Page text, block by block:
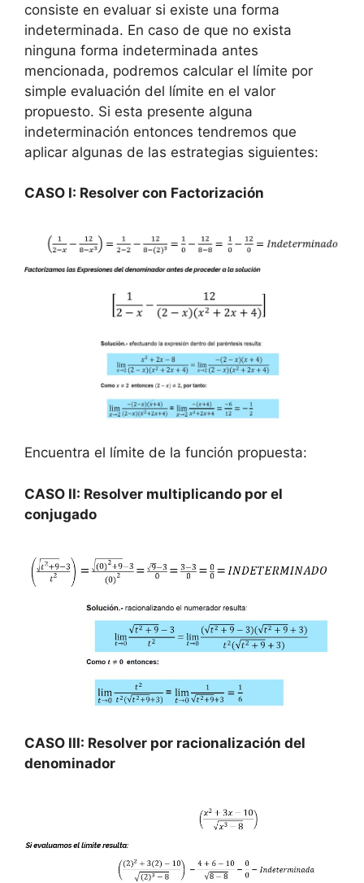
consiste en evaluar si existe una forma
indeterminada. En caso de que no exista
ninguna forma indeterminada antes
mencionada, podremos calcular el límite por
simple evaluación del límite en el valor
propuesto. Si esta presente alguna
indeterminación entonces tendremos que
aplicar algunas de las estrategias siguientes:
CASO I: Resolver con Factorización
Encuentra el límite de la función propuesta:
CASO II: Resolver multiplicando por el
conjugado
CASO III: Resolver por racionalización del
denominador